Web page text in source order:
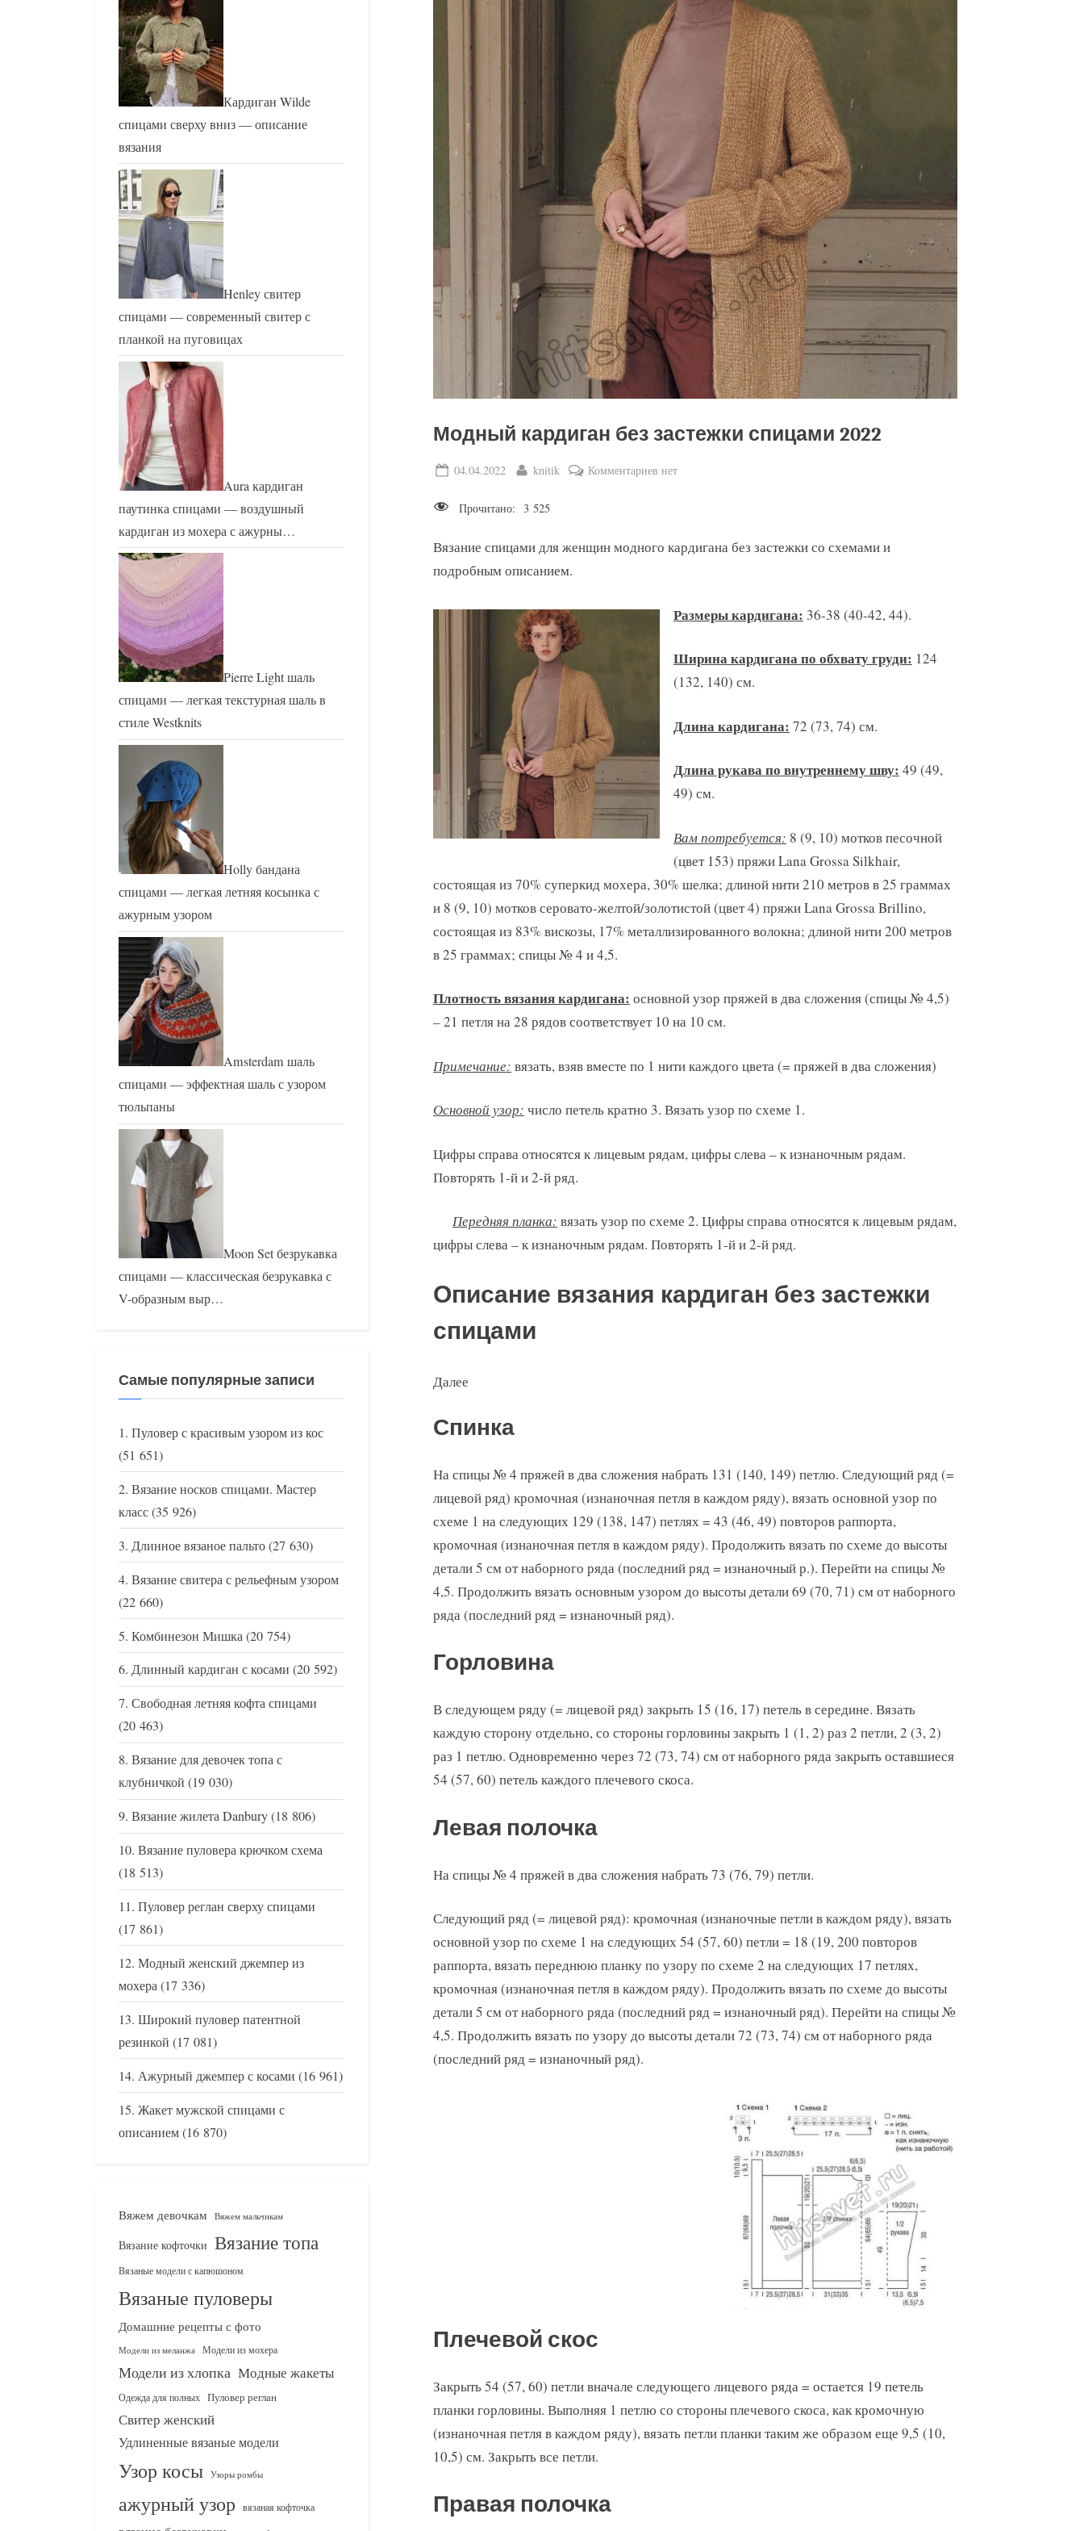
Модный кардиган без застежки спицами 2022
Posted
04.04.2022 By
knitik Комментариев к
без
2022
нет
Прочитано: 3 525
Вязание спицами для женщин модного кардигана без застежки со схемами и
подробным описанием.
Размеры кардигана: 36-38 (40-42, 44).
Ширина кардигана по обхвату груди: 124
(132, 140) см.
Длина кардигана: 72 (73, 74) см.
Длина рукава по внутреннему шву: 49 (49,
49) см.
Вам потребуется: 8 (9, 10) мотков песочной
(цвет 153) пряжи Lana Grossa Silkhair,
состоящая из 70% суперкид мохера, 30% шелка; длиной нити 210 метров в 25 граммах
и 8 (9, 10) мотков серовато-желтой/золотистой (цвет 4) пряжи Lana Grossa Brillino,
состоящая из 83% вискозы, 17% металлизированного волокна; длиной нити 200 метров
в 25 граммах; спицы № 4 и 4,5.
Плотность вязания кардигана: основной узор пряжей в два сложения (спицы № 4,5)
– 21 петля на 28 рядов соответствует 10 на 10 см.
Примечание: вязать, взяв вместе по 1 нити каждого цвета (= пряжей в два сложения)
Основной узор: число петель кратно 3. Вязать узор по схеме 1.
Цифры справа относятся к лицевым рядам, цифры слева – к изнаночным рядам.
Повторять 1-й и 2-й ряд.
Передняя планка: вязать узор по схеме 2. Цифры справа относятся к лицевым рядам,
цифры слева – к изнаночным рядам. Повторять 1-й и 2-й ряд.
Описание вязания кардиган без застежки
спицами
Далее
Спинка
На спицы № 4 пряжей в два сложения набрать 131 (140, 149) петлю. Следующий ряд (=
лицевой ряд) кромочная (изнаночная петля в каждом ряду), вязать основной узор по
схеме 1 на следующих 129 (138, 147) петлях = 43 (46, 49) повторов раппорта,
кромочная (изнаночная петля в каждом ряду). Продолжить вязать по схеме до высоты
детали 5 см от наборного ряда (последний ряд = изнаночный р.). Перейти на спицы №
4,5. Продолжить вязать основным узором до высоты детали 69 (70, 71) см от наборного
ряда (последний ряд = изнаночный ряд).
Горловина
В следующем ряду (= лицевой ряд) закрыть 15 (16, 17) петель в середине. Вязать
каждую сторону отдельно, со стороны горловины закрыть 1 (1, 2) раз 2 петли, 2 (3, 2)
раз 1 петлю. Одновременно через 72 (73, 74) см от наборного ряда закрыть оставшиеся
54 (57, 60) петель каждого плечевого скоса.
Левая полочка
На спицы № 4 пряжей в два сложения набрать 73 (76, 79) петли.
Следующий ряд (= лицевой ряд): кромочная (изнаночные петли в каждом ряду), вязать
основной узор по схеме 1 на следующих 54 (57, 60) петли = 18 (19, 200 повторов
раппорта, вязать переднюю планку по узору по схеме 2 на следующих 17 петлях,
кромочная (изнаночная петля в каждом ряду). Продолжить вязать по схеме до высоты
детали 5 см от наборного ряда (последний ряд = изнаночный ряд). Перейти на спицы №
4,5. Продолжить вязать по узору до высоты детали 72 (73, 74) см от наборного ряда
(последний ряд = изнаночный ряд).
Плечевой скос
Закрыть 54 (57, 60) петли вначале следующего лицевого ряда = остается 19 петель
планки горловины. Выполняя 1 петлю со стороны плечевого скоса, как кромочную
(изнаночная петля в каждом ряду), вязать петли планки таким же образом еще 9,5 (10,
10,5) см. Закрыть все петли.
Правая полочка
Кардиган Wilde
спицами сверху вниз — описание
вязания
Henley свитер
спицами — современный свитер с
планкой на пуговицах
Aura кардиган
паутинка спицами — воздушный
кардиган из мохера с ажурны…
Pierre Light шаль
спицами — легкая текстурная шаль в
стиле Westknits
Holly бандана
спицами — легкая летняя косынка с
ажурным узором
Amsterdam шаль
спицами — эффектная шаль с узором
тюльпаны
Moon Set безрукавка
спицами — классическая безрукавка с
V-образным выр…
Самые популярные записи
Пуловер с красивым узором из кос
(51 651)
Вязание носков спицами. Мастер
класс(35 926)
Длинное вязаное пальто(27 630)
Вязание свитера с рельефным узором
(22 660)
Комбинезон Мишка(20 754)
Длинный кардиган с косами (20 592)
Свободная летняя кофта спицами
(20 463)
Вязание для девочек топа с
клубничкой (19 030)
Вязание жилета Danbury(18 806)
Вязание пуловера крючком схема
(18 513)
Пуловер реглан сверху спицами
(17 861)
Модный женский джемпер из
мохера(17 336)
Широкий пуловер патентной
резинкой (17 081)
Ажурный джемпер с косами (16 961)
Жакет мужской спицами с
описанием(16 870)
Вяжем девочкам Вяжем мальчикам
Вязание кофточки Вязание топа
Вязаные модели с капюшоном
Вязаные пуловеры
Домашние рецепты с фото
Модели из меланжа Модели из мохера
Модели из хлопка Модные жакеты
Одежда для полных Пуловер реглан
Свитер женский
Удлиненные вязаные модели
Узор косы Узоры ромбы
ажурный узор вязаная кофточка